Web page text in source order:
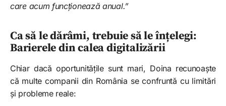
care acum funcționează anual.”
Ca să le dărâmi, trebuie să le înțelegi:
Barierele din calea digitalizării
Chiar dacă oportunitățile sunt mari, Doina recunoaște
că multe companii din România se confruntă cu limitări
și probleme reale: